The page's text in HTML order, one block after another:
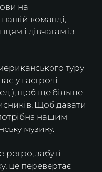
на
команді,
і дівчатам із
туру
у гастролі
щоб ще більше
Щоб давати
нашим
музику.
ретро, забуті
це перевертає